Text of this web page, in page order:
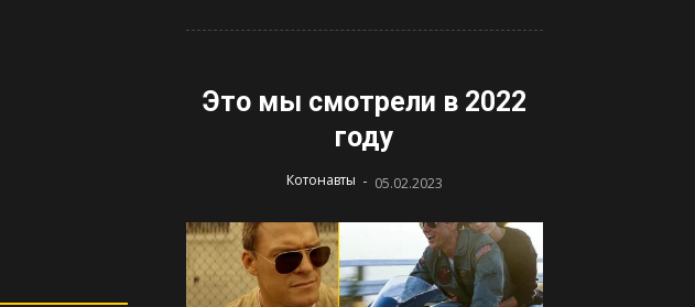
Это мы смотрели в 2022
году
Котонавты - 05.02.2023